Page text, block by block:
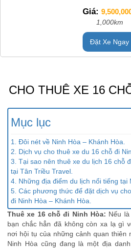
Giá:
1,000km
Đặt Xe Ngay
CHO THUÊ XE 16
Mục lục
1. Đôi nét về Ninh Hòa – Khánh Hòa.
2. Dịch vụ cho thuê xe du 16 chỗ đi
3. Tại sao nên thuê xe du lịch 16 chỗ
tại Tân Triều Travel.
4. Những địa điểm du lịch nổi tiếng tại
5. Các phương thức để đặt dịch vụ
đi Ninh Hòa – Khánh Hòa.
Thuê xe 16 chỗ đi Ninh Hòa: Nếu
bạn chắc hẳn đã không còn xa lạ gì
nơi hội tụ của những cảnh quan thiên
Ninh Hòa cũng đang là một địa